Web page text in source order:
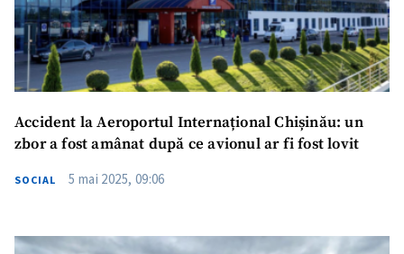
Accident la Aeroportul Internațional Chișinău: un
zbor a fost amânat după ce avionul ar fi fost lovit
SOCIAL 5 mai 2025, 09:06
Fotografie
+ Încarcă imagine
Link media
Mesajul știrei
+ Mesajul știrei
CONTACT SURSĂ